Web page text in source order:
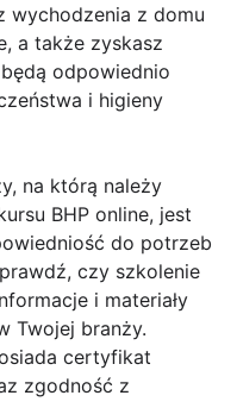
wychodzenia z domu
a także zyskasz
odpowiednio
i higieny
na którą należy
BHP online, jest
do potrzeb
czy szkolenie
i materiały
Twojej branży.
certyfikat
zgodność z